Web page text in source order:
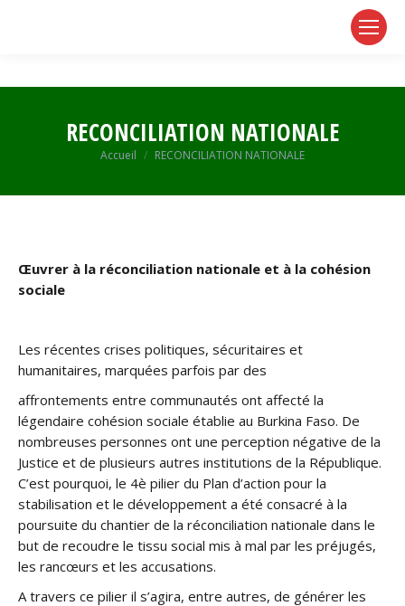
RECONCILIATION NATIONALE
Vous êtes ici :
Accueil RECONCILIATION NATIONALE
Œuvrer à la réconciliation nationale et à la cohésion
sociale
Les récentes crises politiques, sécuritaires et
humanitaires, marquées parfois par des
affrontements entre communautés ont affecté la
légendaire cohésion sociale établie au Burkina Faso. De
nombreuses personnes ont une perception négative de la
Justice et de plusieurs autres institutions de la République.
C’est pourquoi, le 4è pilier du Plan d’action pour la
stabilisation et le développement a été consacré à la
poursuite du chantier de la réconciliation nationale dans le
but de recoudre le tissu social mis à mal par les préjugés,
les rancœurs et les accusations.
A travers ce pilier il s’agira, entre autres, de générer les